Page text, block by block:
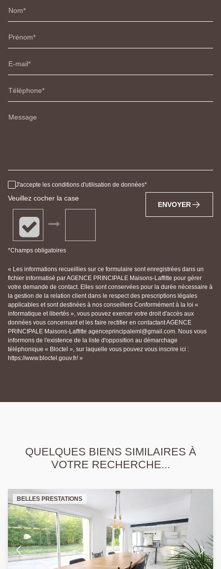
Nom
Prénom
E-mail
Téléphone
Message
J'accepte les conditions d'utilisation de données
Veuillez cocher la case
*Champs obligatoires
ENVOYER
« Les informations recueillies sur ce formulaire sont enregistrées dans un
fichier informatisé par AGENCE PRINCIPALE Maisons-Laffitte pour gérer
votre demande de contact. Elles sont conservées pour la durée nécessaire à
la gestion de la relation client dans le respect des prescriptions légales
applicables et sont destinées à nos conseillers Conformément à la loi «
informatique et libertés », vous pouvez exercer votre droit d'accès aux
données vous concernant et les faire rectifier en contactant AGENCE
PRINCIPALE Maisons-Laffitte agenceprincipaleml@gmail.com. Nous vous
informons de l'existence de la liste d'opposition au démarchage
téléphonique « Bloctel », sur laquelle vous pouvez vous inscrire ici :
https://www.bloctel.gouv.fr/ »
QUELQUES BIENS SIMILAIRES À
VOTRE RECHERCHE...
BELLES PRESTATIONS